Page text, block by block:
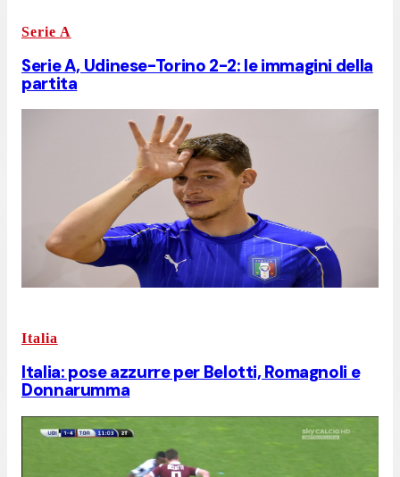
Serie A
Serie A, Udinese-Torino 2-2: le immagini della
partita
Italia
Italia: pose azzurre per Belotti, Romagnoli e
Donnarumma